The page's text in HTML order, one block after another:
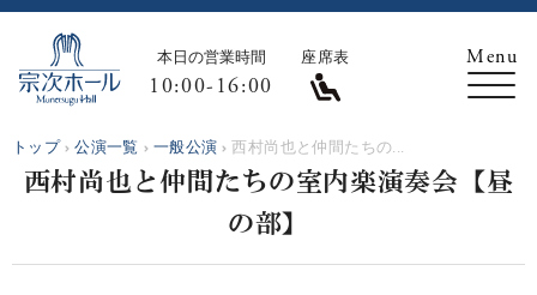
本日の営業時間
10:00-16:00
座席表
トップ 公演一覧 一般公演 西村尚也と仲間たちの...
西村尚也と仲間たちの室内楽演奏会【昼
の部】